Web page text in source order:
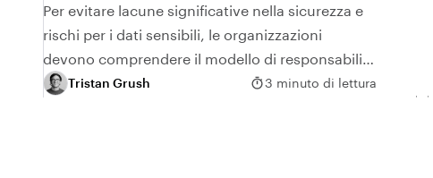
organizzazione
Per evitare lacune significative nella sicurezza e
rischi per i dati sensibili, le organizzazioni
devono comprendere il modello di responsabilità
condivisa utilizzato da molti fornitori SaaS.
Tristan Grush 3 minuto di lettura